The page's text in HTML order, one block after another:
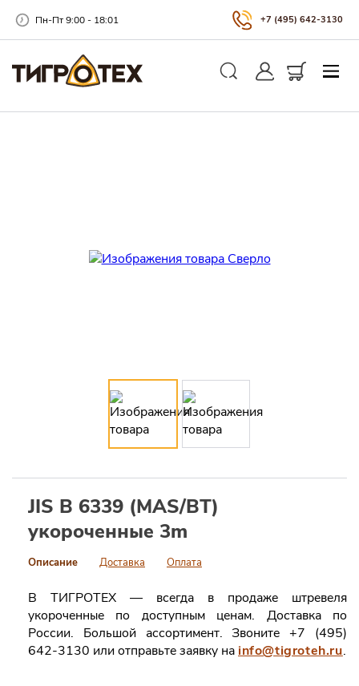
Пн-Пт 9:00 - 18:01 +7 (495) 642-3130
JIS B 6339 (MAS/BT)
укороченные 3m
Описание Доставка Оплата
В ТИГРОТЕХ — всегда в продаже штревеля
укороченные по доступным ценам. Доставка по
России. Большой ассортимент. Звоните +7 (495)
642-3130 или отправьте заявку на info@tigroteh.ru.